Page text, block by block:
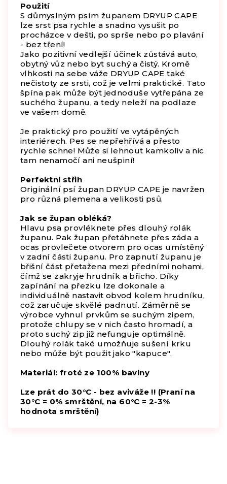
Použití
S důmyslným psím županem DRYUP CAPE
lze srst psa rychle a snadno vysušit po
procházce v dešti, po sprše nebo po plavání
- bez tření!
Jako pozitivní vedlejší účinek zůstává auto,
obytný vůz nebo byt suchý a čistý. Kromě
vlhkosti na sebe váže DRYUP CAPE také
nečistoty ze srsti, což je velmi praktické. Tato
špína pak může být jednoduše vytřepána ze
suchého županu, a tedy neleží na podlaze
ve vašem domě.
Je praktický pro použití ve vytápěných
interiérech. Pes se nepřehřívá a přesto
rychle schne! Může si lehnout kamkoliv a nic
tam nenamočí ani neušpiní!
Perfektní střih
Originální psí župan DRYUP CAPE je navržen
pro různá plemena a velikosti psů.
Jak se župan obléká?
Hlavu psa provléknete přes dlouhý rolák
županu. Pak župan přetáhnete přes záda a
ocas provlečete otvorem pro ocas umístěný
v zadní části županu. Pro zapnutí županu je
břišní část přetažena mezi předními nohami,
čímž se zakryje hrudník a břicho. Díky
zapínání na přezku lze dokonale a
individuálně nastavit obvod kolem hrudníku,
což zaručuje skvělé padnutí. Záměrně se
výrobce vyhnul prvkům se suchým zipem,
protože chlupy se v nich často hromadí, a
proto suchý zip již nefunguje optimálně.
Dlouhý rolák také umožňuje sušení krku
nebo může být použit jako "kapuce".
Materiál: froté ze 100% bavlny
Lze prát do 30°C - bez aviváže !! (Praní na
30°C = 0% smrštění, na 60°C = 2-3%
hodnota smrštění)